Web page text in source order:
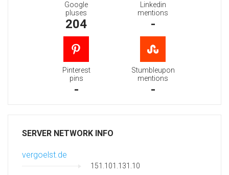
Google
pluses
204
Linkedin
mentions
-
Pinterest
pins
-
Stumbleupon
mentions
-
SERVER NETWORK INFO
vergoelst.de
151.101.131.10